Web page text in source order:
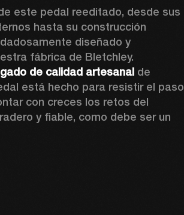
este pedal reeditado, desde sus
hasta su construcción
diseñado y
fábrica de Bletchley.
de calidad artesanal de
está hecho para resistir el paso
con creces los retos del
y fiable, como debe ser un